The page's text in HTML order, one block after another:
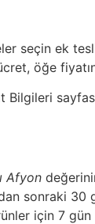
seçin ek
öğe
Afyon
sonraki 30
için 7